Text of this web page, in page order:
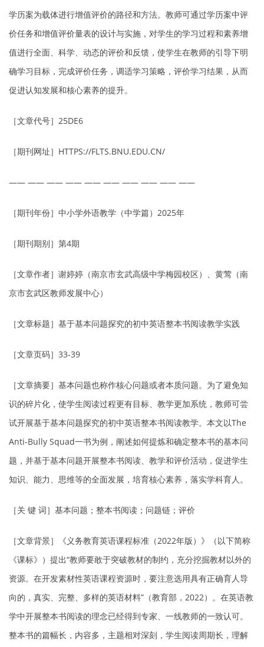
学历案为载体进行增值评价的路径和方法。教师可通过学历案中评
价任务和增值评价量表的设计与实施，对学生的学习过程和素养增
值进行全面、科学、动态的评价和反馈，使学生在教师的引导下明
确学习目标，完成评价任务，调适学习策略，评价学习结果，从而
促进认知发展和核心素养的提升。
［文章代号］25DE6
［期刊网址］HTTPS://FLTS.BNU.EDU.CN/
—— —— —— —— —— —— —— —— —— ——
［期刊年份］中小学外语教学（中学篇）2025年
［期刊期别］第4期
［文章作者］谢婷婷（南京市玄武高级中学梅园校区）、黄莺（南
京市玄武区教师发展中心）
［文章标题］基于基本问题探究的初中英语整本书阅读教学实践
［文章页码］33-39
［文章摘要］基本问题也称作核心问题或者本质问题。为了避免知
识的碎片化，使学生阅读过程更有目标、教学更加系统，教师可尝
试开展基于基本问题探究的初中英语整本书阅读教学。本文以The
Anti-Bully Squad一书为例，阐述如何提炼和确定整本书的基本问
题，并基于基本问题开展整本书阅读、教学和评价活动，促进学生
知识、能力、思维等的全面发展，培育核心素养，落实学科育人。
［关 键 词］基本问题；整本书阅读；问题链；评价
［文章背景］《义务教育英语课程标准（2022年版）》（以下简称
《课标》）提出“教师要敢于突破教材的制约，充分挖掘教材以外的
资源。在开发素材性英语课程资源时，要注意选用具有正确育人导
向的，真实、完整、多样的英语材料”（教育部，2022）。在英语教
学中开展整本书阅读的理念已经得到专家、一线教师的一致认可。
整本书的篇幅长，内容多，主题相对深刻，学生阅读周期长，理解